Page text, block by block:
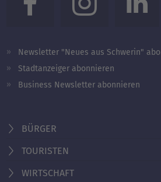
Newsletter "Neues aus Schwerin"
Stadtanzeiger abonnieren
Business Newsletter abonnieren
BÜRGER
TOURISTEN
WIRTSCHAFT